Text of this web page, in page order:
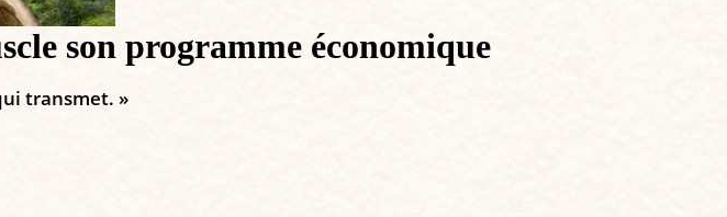
son programme économique
transmet. »